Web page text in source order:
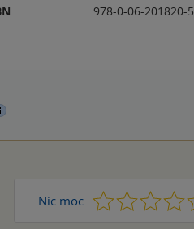
978-0-06-201820-5
Nic moc 1 2 3 4 5